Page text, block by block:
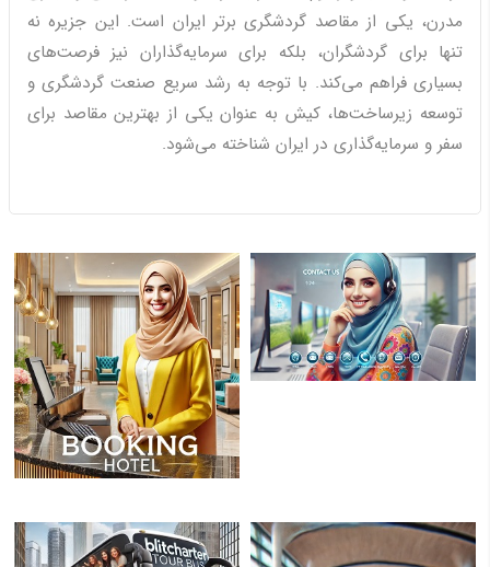
مدرن، یکی از مقاصد گردشگری برتر ایران است. این جزیره نه
تنها برای گردشگران، بلکه برای سرمایه‌گذاران نیز فرصت‌های
بسیاری فراهم می‌کند. با توجه به رشد سریع صنعت گردشگری و
توسعه زیرساخت‌ها، کیش به عنوان یکی از بهترین مقاصد برای
سفر و سرمایه‌گذاری در ایران شناخته می‌شود.